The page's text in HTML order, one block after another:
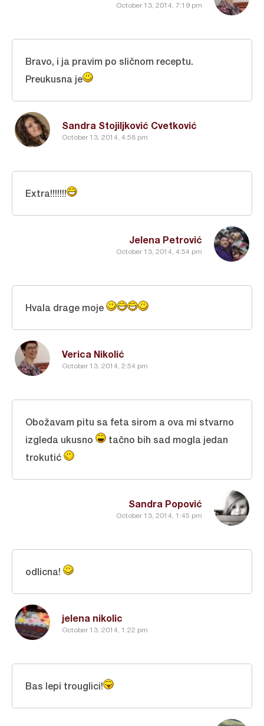
October 13, 2014, 7:19 pm
Sandra Stojiljković Cvetković
October 13, 2014, 4:58 pm
Bravo, i ja pravim po sličnom receptu.
Preukusna je
Jelena Petrović
October 13, 2014, 4:54 pm
Extra!!!!!!!
Verica Nikolić
October 13, 2014, 2:54 pm
Hvala drage moje
Sandra Popović
October 13, 2014, 1:45 pm
Obožavam pitu sa feta sirom a ova mi stvarno
izgleda ukusno
tačno bih sad mogla jedan
trokutić
jelena nikolic
October 13, 2014, 1:22 pm
odlicna!
Bas lepi trouglici!